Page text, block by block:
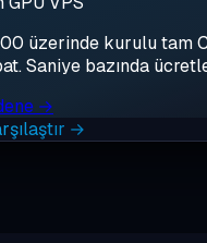
üzerinde kurulu tam
Saniye bazında
→
→